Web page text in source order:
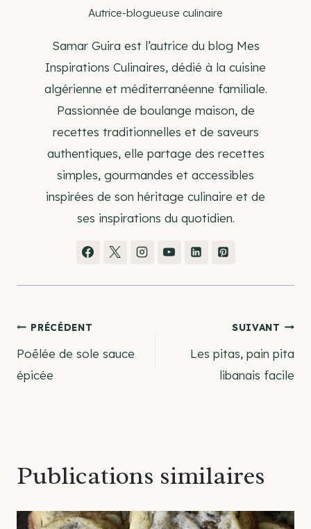
Autrice-blogueuse culinaire
Samar Guira est l’autrice du blog Mes
Inspirations Culinaires, dédié à la cuisine
algérienne et méditerranéenne familiale.
Passionnée de boulange maison, de
recettes traditionnelles et de saveurs
authentiques, elle partage des recettes
simples, gourmandes et accessibles
inspirées de son héritage culinaire et de
ses inspirations du quotidien.
Navigation
de
PRÉCÉDENT
Poêlée de sole sauce
épicée
SUIVANT
Les pitas, pain pita
libanais facile
Publications similaires